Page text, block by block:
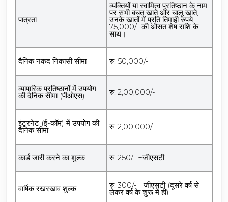
पात्रता
व्यक्तियों या स्वामित्व प्रतिष्ठान के नाम
पर सभी बचत खाते और चालू खाते,
उनके खातों में प्रति तिमाही रुपये
75,000/- की औसत शेष राशि के
साथ।
दैनिक नकद निकासी सीमा रु. 50,000/-
व्यापारिक प्रतिष्ठानों में उपयोग
की दैनिक सीमा (पीओएस) रु. 2,00,000/-
इंटरनेट (ई-कॉम) में उपयोग की
दैनिक सीमा रु. 2,00,000/-
कार्ड जारी करने का शुल्क रु. 250/- +जीएसटी
वार्षिक रखरखाव शुल्क रु. 300/- +जीएसटी (दूसरे वर्ष से
लेकर वर्ष के शुरू में ही)